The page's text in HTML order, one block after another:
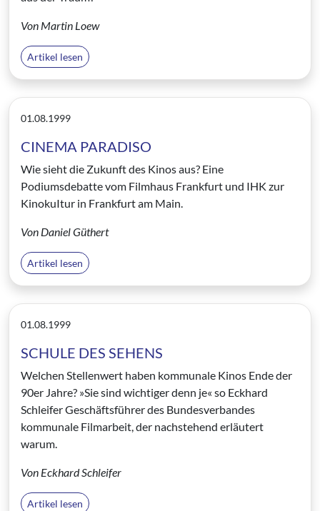
Von Martin Loew
Artikel lesen
01.08.1999
CINEMA PARADISO
Wie sieht die Zukunft des Kinos aus? Eine
Podiumsdebatte vom Filmhaus Frankfurt und IHK zur
KinokuItur in Frankfurt am Main.
Von Daniel Güthert
Artikel lesen
01.08.1999
SCHULE DES SEHENS
Welchen Stellenwert haben kommunale Kinos Ende der
90er Jahre? »Sie sind wichtiger denn je« so Eckhard
Schleifer Geschäftsführer des Bundesverbandes
kommunale Filmarbeit, der nachstehend erläutert
warum.
Von Eckhard Schleifer
Artikel lesen